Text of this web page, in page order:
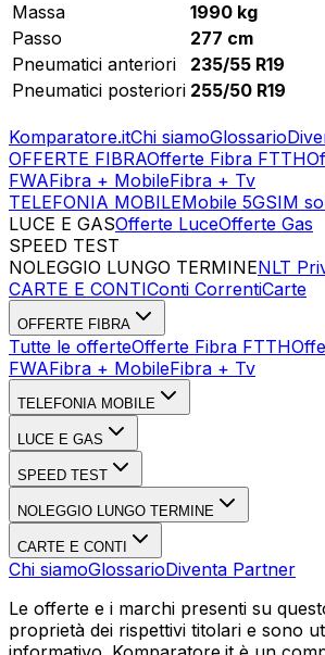
Massa
1990 kg
Passo
277 cm
Pneumatici anteriori
235/55 R19
Pneumatici posteriori 255/50 R19
Komparatore.itChi siamoGlossario
OFFERTE FIBRAOfferte Fibra FTTH
FWAFibra + MobileFibra + Tv
TELEFONIA MOBILEMobile 5GSIM
LUCE E GASOfferte LuceOfferte Gas
SPEED TEST
NOLEGGIO LUNGO TERMINENLT
CARTE E CONTIConti CorrentiCarte
OFFERTE FIBRA
Tutte le offerteOfferte Fibra FTTH
FWAFibra + MobileFibra + Tv
TELEFONIA MOBILE
LUCE E GAS
SPEED TEST
NOLEGGIO LUNGO TERMINE
CARTE E CONTI
Chi siamoGlossarioDiventa Partner
Le offerte e i marchi presenti su
proprietà dei rispettivi titolari e sono